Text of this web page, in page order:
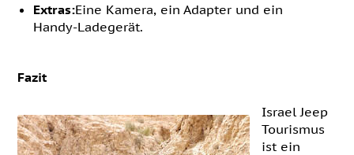
Extras:Eine Kamera, ein Adapter und ein
Handy-Ladegerät.
Fazit
Israel Jeep
Tourismus
ist ein